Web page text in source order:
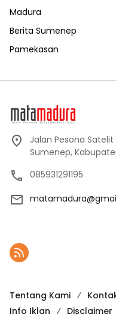
Madura
Berita Sumenep
Pamekasan
Jalan Pesona Satelit
Sumenep,
085931291195
Tentang Kami
Info Iklan
Disclaimer